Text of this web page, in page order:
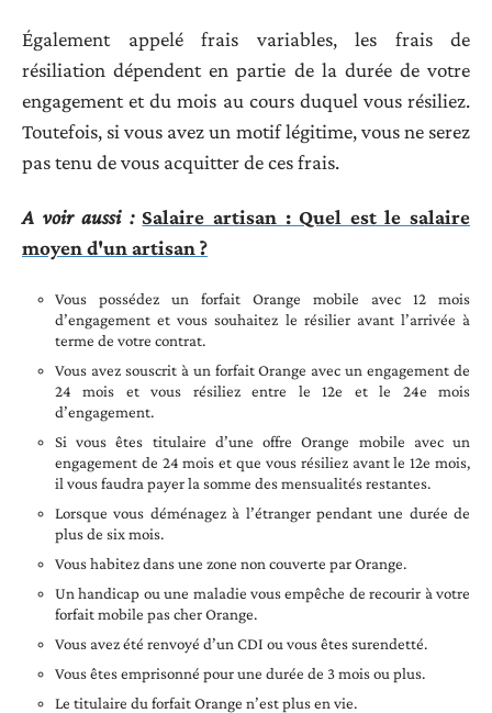
Également appelé frais variables, les frais de
résiliation dépendent en partie de la durée de votre
engagement et du mois au cours duquel vous résiliez.
Toutefois, si vous avez un motif légitime, vous ne serez
pas tenu de vous acquitter de ces frais.
A voir aussi : Salaire artisan : Quel est le salaire
moyen d'un artisan ?
Vous possédez un forfait Orange mobile avec 12 mois
d’engagement et vous souhaitez le résilier avant l’arrivée à
terme de votre contrat.
Vous avez souscrit à un forfait Orange avec un engagement de
24 mois et vous résiliez entre le 12e et le 24e mois
d’engagement.
Si vous êtes titulaire d’une offre Orange mobile avec un
engagement de 24 mois et que vous résiliez avant le 12e mois,
il vous faudra payer la somme des mensualités restantes.
Lorsque vous déménagez à l’étranger pendant une durée de
plus de six mois.
Vous habitez dans une zone non couverte par Orange.
Un handicap ou une maladie vous empêche de recourir à votre
forfait mobile pas cher Orange.
Vous avez été renvoyé d’un CDI ou vous êtes surendetté.
Vous êtes emprisonné pour une durée de 3 mois ou plus.
Le titulaire du forfait Orange n’est plus en vie.